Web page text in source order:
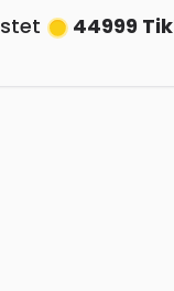
44999